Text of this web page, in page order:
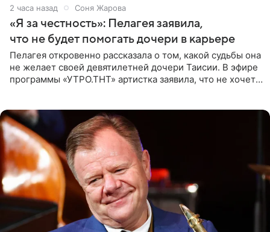
2 часа назад Соня Жарова
«Я за честность»: Пелагея заявила,
что не будет помогать дочери в карьере
Пелагея откровенно рассказала о том, какой судьбы она
не желает своей девятилетней дочери Таисии. В эфире
программы «УТРО.ТНТ» артистка заявила, что не хочет